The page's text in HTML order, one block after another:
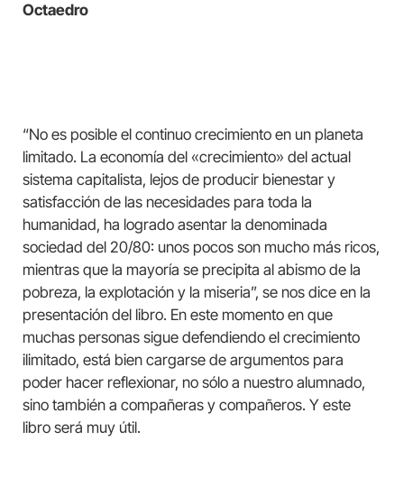
Octaedro
“No es posible el continuo crecimiento en un planeta
limitado. La economía del «crecimiento» del actual
sistema capitalista, lejos de producir bienestar y
satisfacción de las necesidades para toda la
humanidad, ha logrado asentar la denominada
sociedad del 20/80: unos pocos son mucho más ricos,
mientras que la mayoría se precipita al abismo de la
pobreza, la explotación y la miseria”, se nos dice en la
presentación del libro. En este momento en que
muchas personas sigue defendiendo el crecimiento
ilimitado, está bien cargarse de argumentos para
poder hacer reflexionar, no sólo a nuestro alumnado,
sino también a compañeras y compañeros. Y este
libro será muy útil.